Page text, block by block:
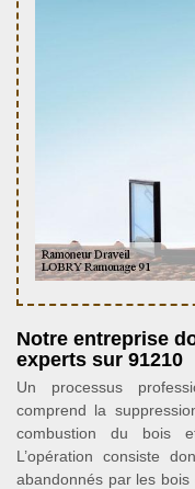
Notre entreprise
experts sur 91210
Un processus
comprend la
combustion du bois
L’opération consiste
abandonnés par les